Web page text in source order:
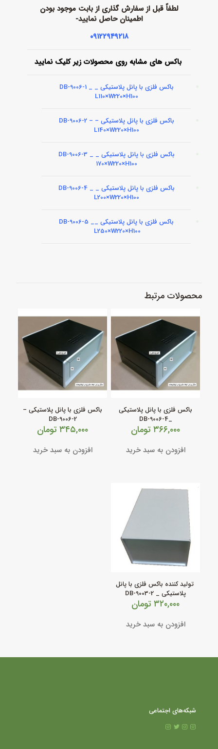
لطفاً قبل از سفارش گذاری از بابت موجود بودن
اطمینان حاصل نمایید-
۰۹۱۲۲۹۴۹۲۱۸
باکس های مشابه روی محصولات زیر کلیک نمایید
باکس فلزی با پانل پلاستیکی _ DB-9006-1 _
L110×W220×H100
باکس فلزی با پانل پلاستیکی – DB-9006-2 –
L140×W220×H100
باکس فلزی با پانل پلاستیکی _ DB-9006-3 _
170×W220×H100
باکس فلزی با پانل پلاستیکی _ DB-9006-4 _
L200×W220×H100
باکس فلزی با پانل پلاستیکی _DB-9006-5 _
L250×W220×H100
محصولات مرتبط
باکس فلزی با پانل پلاستیکی
_DB-9006-4
۳۶۶,۰۰۰ تومان
افزودن به سبد خرید
باکس فلزی با پانل پلاستیکی –
DB-9006-2
۳۴۵,۰۰۰ تومان
افزودن به سبد خرید
تولید کننده باکس فلزی با پانل
پلاستیکی _ DB-9003-2
۳۲۰,۰۰۰ تومان
افزودن به سبد خرید
شبکه‌های اجتماعی